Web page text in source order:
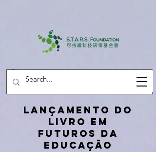
LANÇAMENTO DO
LIVRO EM
FUTUROS DA
EDUCAÇÃO